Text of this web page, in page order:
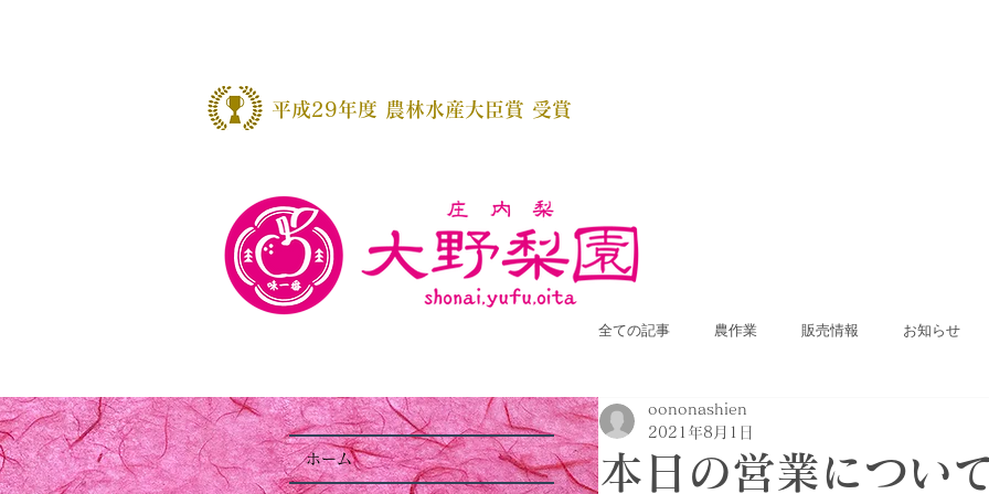
全ての記事 農作業 販売情報 お知らせ
本日の営業につい
oononashien
2021年8月1日
​平成29年度 農林水産大臣賞 受賞
ホーム